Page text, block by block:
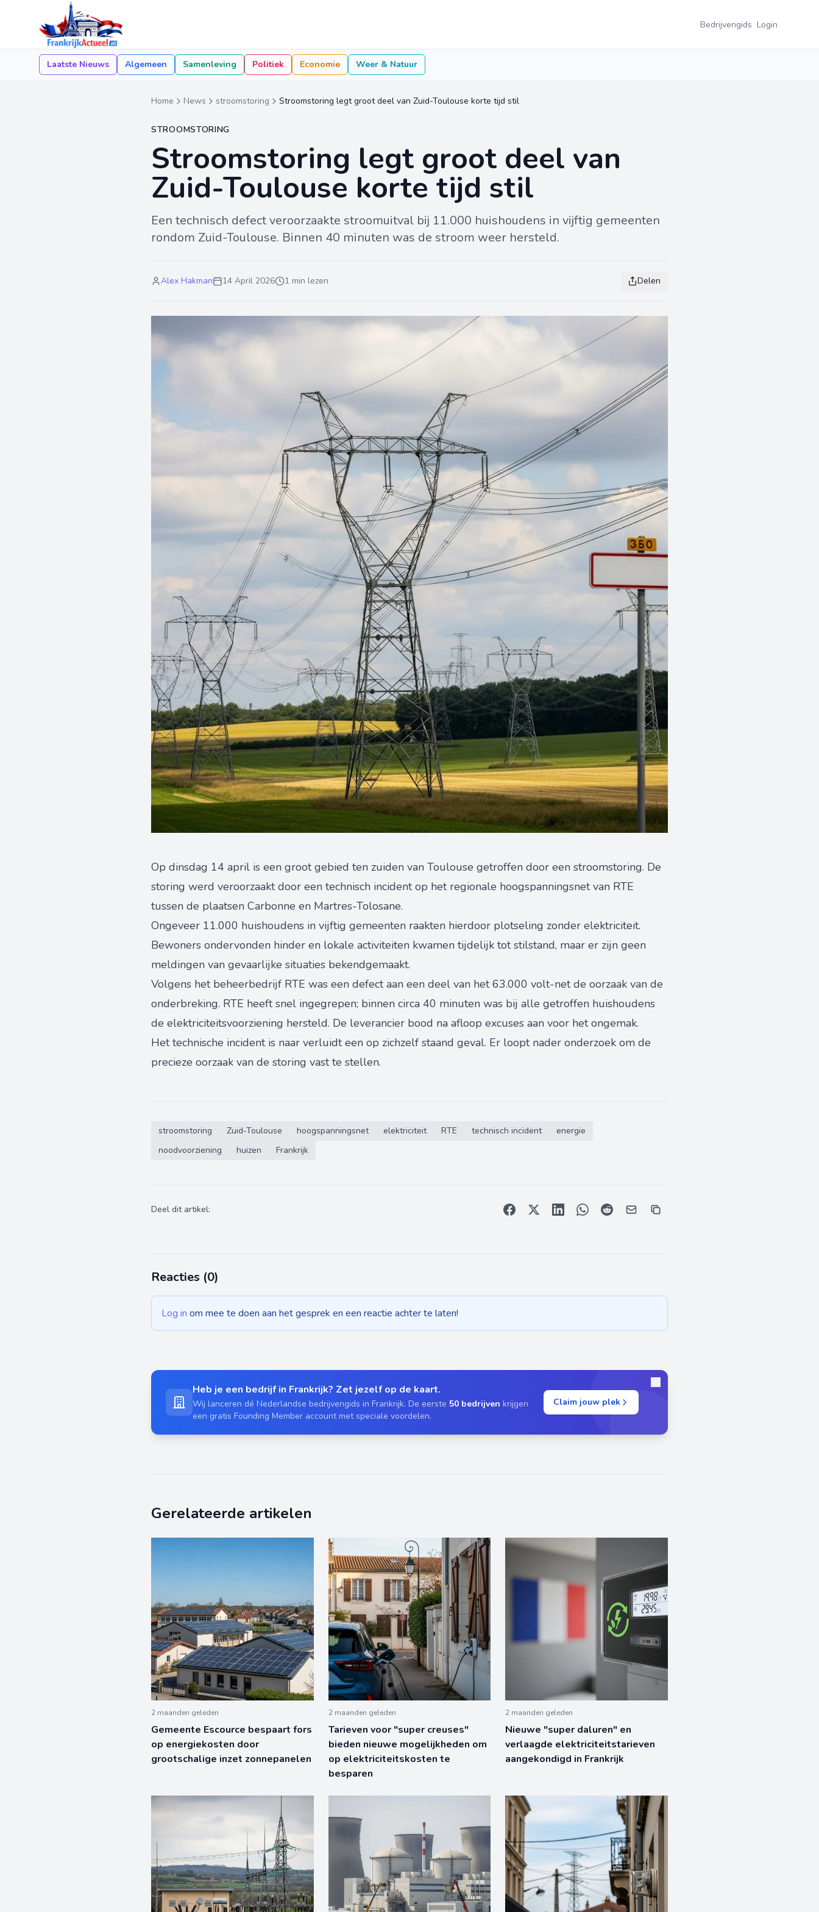
Bedrijvengids Login
Laatste Nieuws Algemeen Samenleving Politiek Economie Weer & Natuur
Home News stroomstoring Stroomstoring legt groot deel van Zuid-Toulouse korte tijd stil
STROOMSTORING
Stroomstoring legt groot deel van
Zuid-Toulouse korte tijd stil
Een technisch defect veroorzaakte stroomuitval bij 11.000 huishoudens in vijftig gemeenten
rondom Zuid-Toulouse. Binnen 40 minuten was de stroom weer hersteld.
Alex Hakman 14 April 2026 1 min lezen Delen
Op dinsdag 14 april is een groot gebied ten zuiden van Toulouse getroffen door een stroomstoring. De
storing werd veroorzaakt door een technisch incident op het regionale hoogspanningsnet van RTE
tussen de plaatsen Carbonne en Martres-Tolosane.
Ongeveer 11.000 huishoudens in vijftig gemeenten raakten hierdoor plotseling zonder elektriciteit.
Bewoners ondervonden hinder en lokale activiteiten kwamen tijdelijk tot stilstand, maar er zijn geen
meldingen van gevaarlijke situaties bekendgemaakt.
Volgens het beheerbedrijf RTE was een defect aan een deel van het 63.000 volt-net de oorzaak van de
onderbreking. RTE heeft snel ingegrepen; binnen circa 40 minuten was bij alle getroffen huishoudens
de elektriciteitsvoorziening hersteld. De leverancier bood na afloop excuses aan voor het ongemak.
Het technische incident is naar verluidt een op zichzelf staand geval. Er loopt nader onderzoek om de
precieze oorzaak van de storing vast te stellen.
stroomstoring Zuid-Toulouse hoogspanningsnet elektriciteit RTE technisch incident
energie
noodvoorziening
huizen Frankrijk
Deel dit artikel:
Reacties (0)
Log in om mee te doen aan het gesprek en een reactie achter te laten!
Heb je een bedrijf in Frankrijk? Zet jezelf op de kaart.
Wij lanceren dé Nederlandse bedrijvengids in Frankrijk. De eerste 50 bedrijven krijgen
een gratis Founding Member account met speciale voordelen.
Claim jouw plek
Gerelateerde artikelen
2 maanden geleden
Gemeente Escource bespaart fors
op energiekosten door
grootschalige inzet zonnepanelen
2 maanden geleden
Tarieven voor "super creuses"
bieden nieuwe mogelijkheden om
op elektriciteitskosten te
besparen
2 maanden geleden
Nieuwe "super daluren" en
verlaagde elektriciteitstarieven
aangekondigd in Frankrijk